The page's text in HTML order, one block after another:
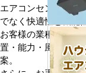
エアコンセンター
でなく快適性と機能
お客様の業種や施設
置・能力・風向きな
案。